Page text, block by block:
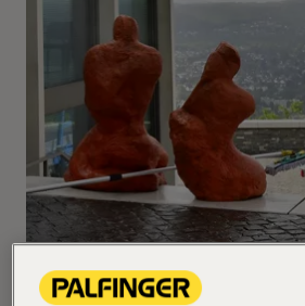
setzt auf die langjährige